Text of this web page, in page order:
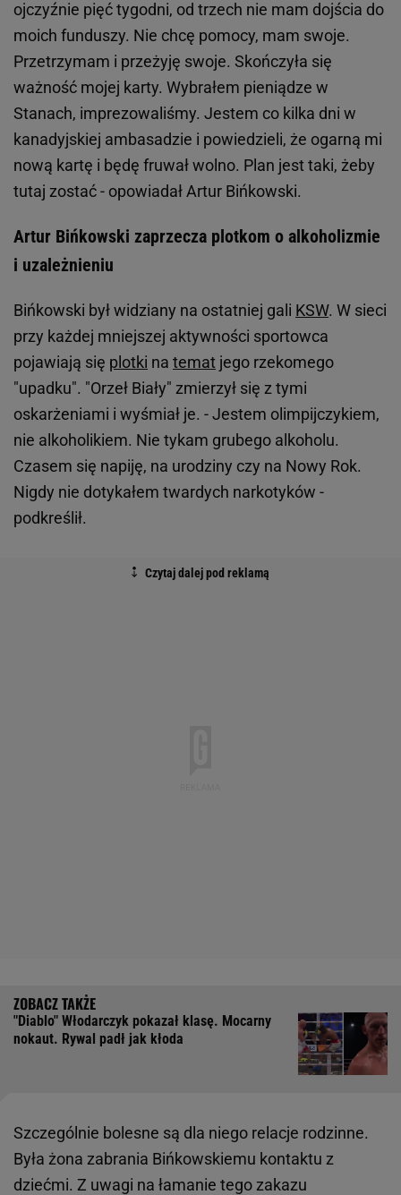
ojczyźnie pięć tygodni, od trzech nie mam dojścia do
moich funduszy. Nie chcę pomocy, mam swoje.
Przetrzymam i przeżyję swoje. Skończyła się
ważność mojej karty. Wybrałem pieniądze w
Stanach, imprezowaliśmy. Jestem co kilka dni w
kanadyjskiej ambasadzie i powiedzieli, że ogarną mi
nową kartę i będę fruwał wolno. Plan jest taki, żeby
tutaj zostać - opowiadał Artur Bińkowski.
Artur Bińkowski zaprzecza plotkom o alkoholizmie
i uzależnieniu
Bińkowski był widziany na ostatniej gali KSW. W sieci
przy każdej mniejszej aktywności sportowca
pojawiają się plotki na temat jego rzekomego
"upadku". "Orzeł Biały" zmierzył się z tymi
oskarżeniami i wyśmiał je. - Jestem olimpijczykiem,
nie alkoholikiem. Nie tykam grubego alkoholu.
Czasem się napiję, na urodziny czy na Nowy Rok.
Nigdy nie dotykałem twardych narkotyków -
podkreślił.
"Diablo" Włodarczyk pokazał klasę. Mocarny
nokaut. Rywal padł jak kłoda
Szczególnie bolesne są dla niego relacje rodzinne.
Była żona zabrania Bińkowskiemu kontaktu z
dziećmi. Z uwagi na łamanie tego zakazu